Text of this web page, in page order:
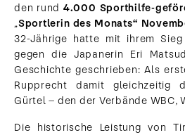
den rund 4.000 Sporthilfe-
„Sportlerin des Monats“
32-Jährige hatte mit ihrem Sieg
gegen die Japanerin Eri
Geschichte geschrieben: Als
Rupprecht damit gleichzeitig
Gürtel – den der Verbände WBC,
Die historische Leistung von